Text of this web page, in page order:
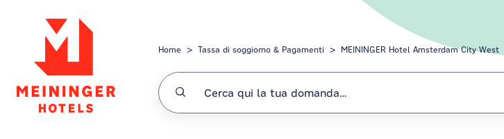
Home Tassa di soggiorno & Pagamenti MEININGER Hotel Amsterdam City West